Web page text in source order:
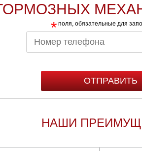
* поля, обязательные для
НАШИ